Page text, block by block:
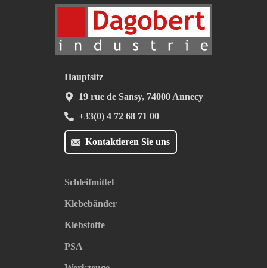
Kontaktieren Sie uns
Hauptsitz
19 rue de Sansy, 74000 Annecy
+33(0) 4 72 68 71 00
Schleifmittel
Klebebänder
Klebstoffe
PSA